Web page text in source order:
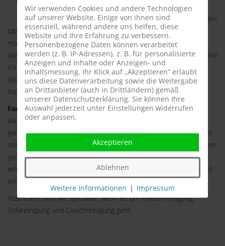
absolut pünktlich. Nach einem kurzen Smalltalk
begann er mit seiner Arbeit. Er reinigte meine beiden
Matratzen beidseitig und es dauerte fast 1 Stunde. Im Anschluss
machte er gleich einen neuen Termin, damit wir uns rechtzeitig
danach richten können. Da ich seit einigen Jahren Allergikerin bin war
ich anfangs misstrauisch. Doch nach der ersten Nacht war ich
überzeugt. Ich schlief wie ein Stein, ohne Jucken und verstopfter
Nase. Vielen Dank für den Service und die ruhigen Nächte.
Fam. Schreiber aus Baunatal 12.11.2014
Wir sind Betreiber eines Hotels und haben die Milbencleaner
gebucht. Wir möchten unseren Kunden nur 120% ig saubere Betten
anbieten. Die Milbencleaner waren sehr professionell und außerdem
gaben Sie uns gleich einen Tipp, den wir zu beherzigen wissen. Wir
werden regelmäßig die Milbencleaner buchen, denn wir können mit
wirklich sauberen Betten werben.
Außerdem sind wir Spezialist, wenn es um Polsterreinigung,
Sofareinigung und Couchreinigung geht.
Wir verwenden Cookies und andere Technologien
auf unserer Website. Einige von ihnen sind
essenziell, während andere uns helfen, diese
Website und Ihre Erfahrung zu verbessern.
Personenbezogene Daten können verarbeitet
werden (z. B. IP-Adressen), z. B. für personalisierte
Anzeigen und Inhalte oder Anzeigen- und
Inhaltsmessung. Ihr Klick auf „Akzeptieren“ erlaubt
uns diese Datenverarbeitung sowie die Weitergabe
an Drittanbieter (auch in Drittländern) gemäß
unserer Datenschutzerklärung. Sie können Ihre
Auswahl jederzeit unter Einstellungen widerrufen
oder anpassen.
Akzeptieren
Ablehnen
Weitere Informationen | Impressum